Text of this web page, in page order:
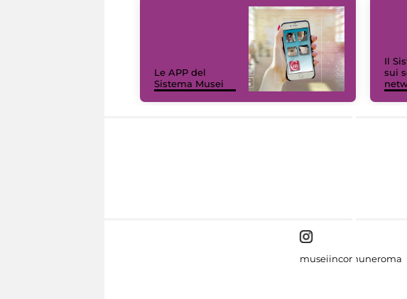
Le APP del
Sistema Musei
Il
sui
museiincomuneroma